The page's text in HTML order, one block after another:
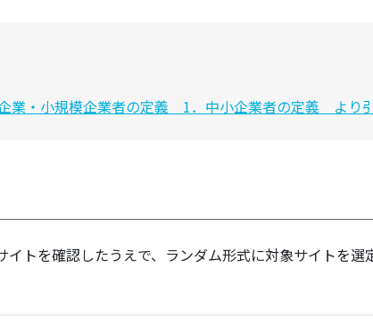
業・小規模企業者の定義 1．中小企業者の定義 より
トを確認したうえで、ランダム形式に対象サイトを選